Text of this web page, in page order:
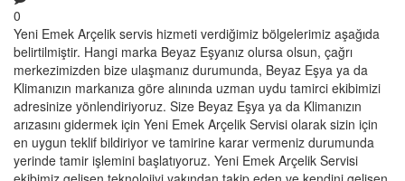
0
Yeni Emek Arçelik servis hizmeti verdiğimiz bölgelerimiz aşağıda
belirtilmiştir. Hangi marka Beyaz Eşyanız olursa olsun, çağrı
merkezimizden bize ulaşmanız durumunda, Beyaz Eşya ya da
Klimanızın markanıza göre alınında uzman uydu tamirci ekibimizi
adresinize yönlendiriyoruz. Size Beyaz Eşya ya da Klimanızın
arızasını gidermek için Yeni Emek Arçelik Servisi olarak sizin için
en uygun teklif bildiriyor ve tamirine karar vermeniz durumunda
yerinde tamir işlemini başlatıyoruz. Yeni Emek Arçelik Servisi